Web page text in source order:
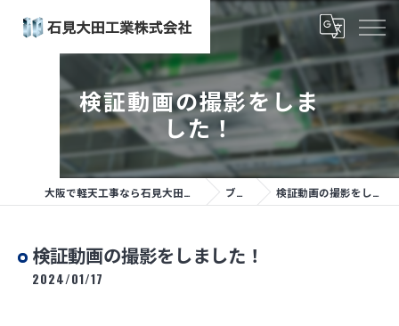
検証動画の撮影をしま
した！
大阪で軽天工事なら石見大田工業株式会社 ブログ 検証動画の撮影をしました！
検証動画の撮影をしました！
2024/01/17